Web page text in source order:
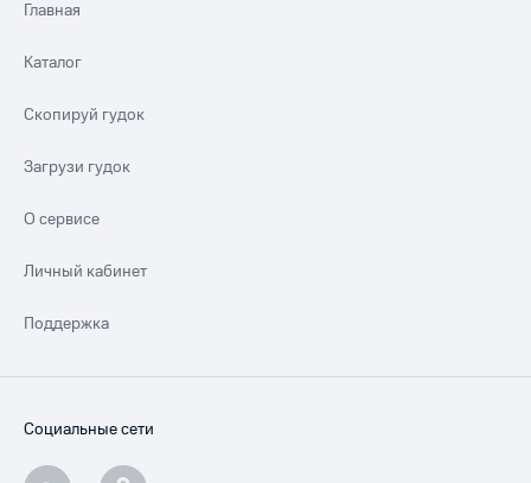
Главная
Каталог
Скопируй гудок
Загрузи гудок
О сервисе
Личный кабинет
Поддержка
Социальные сети